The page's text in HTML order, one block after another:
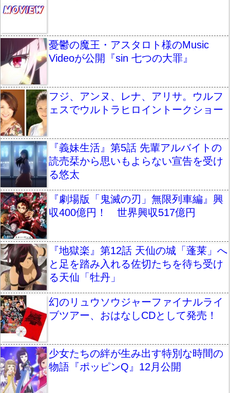
憂鬱の魔王・アスタロト様のMusic
Videoが公開『sin 七つの大罪』
フジ、アンヌ、レナ、アリサ。ウルフ
ェスでウルトラヒロイントークショー
『義妹生活』第5話 先輩アルバイトの
読売栞から思いもよらない宣告を受け
る悠太
『劇場版「鬼滅の刃」無限列車編』興
収400億円！ 世界興収517億円
『地獄楽』第12話 天仙の城「蓬莱」へ
と足を踏み入れる佐切たちを待ち受け
る天仙「牡丹」
幻のリュウソウジャーファイナルライ
ブツアー、おはなしCDとして発売！
少女たちの絆が生み出す特別な時間の
物語『ポッピンQ』12月公開